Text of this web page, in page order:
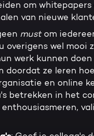
om
van nieuwe
mustom
overigens wel
werk kunnen
doordat ze leren
en online
betrekken in het